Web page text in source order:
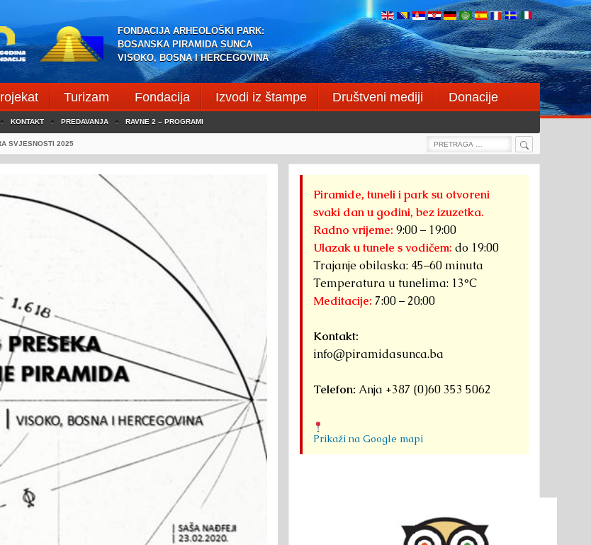
FONDACIJA ARHEOLOŠKI PARK:
BOSANSKA PIRAMIDA SUNCA
VISOKO, BOSNA I HERCEGOVINA
Turizam Fondacija Izvodi iz štampe Društveni mediji
Donacije
KONTAKT PREDAVANJA RAVNE 2 – PROGRAMI
SVJESNOSTI 2025
Search
Search
Piramide, tuneli i park su otvoreni
svaki dan u godini, bez izuzetka.
Radno vrijeme: 9:00 – 19:00
Ulazak u tunele s vodičem: do 19:00
Trajanje obilaska: 45–60 minuta
Temperatura u tunelima: 13°C
Meditacije: 7:00 – 20:00
Kontakt:
info@piramidasunca.ba
Telefon: Anja +387 (0)60 353 5062
Prikaži na Google mapi